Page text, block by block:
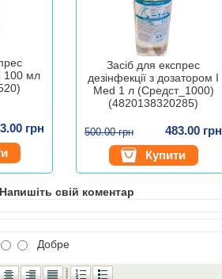
100 мл
грн
Засіб для експрес
дезінфекції з дозатором I
Med 1 л (Средст_1000)
(4820138320285)
500.00 грн
483.00 грн
Купити
Напишіть свій коментар
Добре